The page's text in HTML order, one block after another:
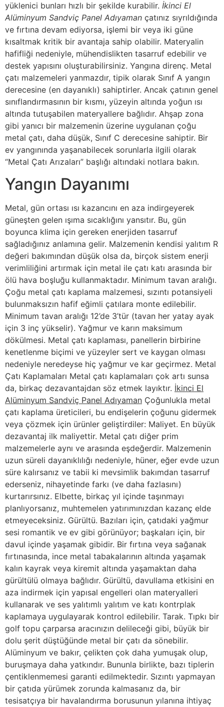
yüklenici bunları hızlı bir şekilde kurabilir. İkinci El
Alüminyum Sandviç Panel Adıyaman çatınız sıyrıldığında
ve fırtına devam ediyorsa, işlemi bir veya iki güne
kısaltmak kritik bir avantaja sahip olabilir. Materyalin
hafifliği nedeniyle, mühendislikten tasarruf edebilir ve
destek yapısını oluşturabilirsiniz. Yangına direnç. Metal
çatı malzemeleri yanmazdır, tipik olarak Sınıf A yangın
derecesine (en dayanıklı) sahiptirler. Ancak çatının genel
sınıflandırmasının bir kısmı, yüzeyin altında yoğun ısı
altında tutuşabilen materyallere bağlıdır. Ahşap zona
gibi yanıcı bir malzemenin üzerine uygulanan çoğu
metal çatı, daha düşük, Sınıf C derecesine sahiptir. Bir
ev yangınında yaşanabilecek sorunlarla ilgili olarak
“Metal Çatı Arızaları” başlığı altındaki notlara bakın.
Yangın Dayanımı
Metal, gün ortası ısı kazancını en aza indirgeyerek
güneşten gelen ışıma sıcaklığını yansıtır. Bu, gün
boyunca klima için gereken enerjiden tasarruf
sağladığınız anlamına gelir. Malzemenin kendisi yalıtım R
değeri bakımından düşük olsa da, birçok sistem enerji
verimliliğini artırmak için metal ile çatı katı arasında bir
ölü hava boşluğu kullanmaktadır. Minimum tavan aralığı.
Çoğu metal çatı kaplama malzemesi, sızıntı potansiyeli
bulunmaksızın hafif eğimli çatılara monte edilebilir.
Minimum tavan aralığı 12’de 3’tür (tavan her yatay ayak
için 3 inç yükselir). Yağmur ve karın maksimum
dökülmesi. Metal çatı kaplaması, panellerin birbirine
kenetlenme biçimi ve yüzeyler sert ve kaygan olması
nedeniyle neredeyse hiç yağmur ve kar geçirmez. Metal
Çatı Kaplamaları Metal çatı kaplamaları çok artı sunsa
da, birkaç dezavantajdan söz etmek layıktır. İkinci El
Alüminyum Sandviç Panel Adıyaman Çoğunlukla metal
çatı kaplama üreticileri, bu endişelerin çoğunu gidermek
veya çözmek için ürünler geliştirdiler: Maliyet. En büyük
dezavantaj ilk maliyettir. Metal çatı diğer prim
malzemelerle aynı ve arasında eşdeğerdir. Malzemenin
uzun süreli dayanıklılığı nedeniyle, hüner, eğer evde uzun
süre kalırsanız ve tabii ki mevsimlik bakımdan tasarruf
ederseniz, nihayetinde farkı (ve daha fazlasını)
kurtarırsınız. Elbette, birkaç yıl içinde taşınmayı
planlıyorsanız, muhtemelen yatırımınızdan kazanç elde
etmeyeceksiniz. Gürültü. Bazıları için, çatıdaki yağmur
sesi romantik ve ev gibi görünüyor; başkaları için, bir
davul içinde yaşamak gibidir. Bir fırtına veya sağanak
fırtınasında, ince metal tabakalarının altında yaşamak
kalın kayrak veya kiremit altında yaşamaktan daha
gürültülü olmaya bağlıdır. Gürültü, davullama etkisini en
aza indirmek için yapısal engelleri olan materyalleri
kullanarak ve ses yalıtımlı yalıtım ve katı kontrplak
kaplamaya uygulayarak kontrol edilebilir. Tarak. Tıpkı bir
golf topu çarparsa aracınızın delileceği gibi, büyük bir
dolu şerit düştüğünde metal bir çatı da sönebilir.
Alüminyum ve bakır, çelikten çok daha yumuşak olup,
buruşmaya daha yatkındır. Bununla birlikte, bazı tiplerin
çentiklenmemesi garanti edilmektedir. Sızıntı yapmayan
bir çatıda yürümek zorunda kalmasanız da, bir
tesisatçıya bir havalandırma borusunun yılanına ihtiyaç